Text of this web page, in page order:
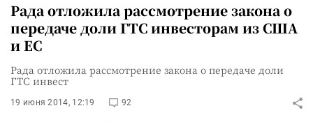
Рада отложила рассмотрение закона о
передаче доли ГТС инвесторам из США
и ЕС
Рада отложила рассмотрение закона о передаче доли
ГТС инвест
19 июня 2014, 12:19 92